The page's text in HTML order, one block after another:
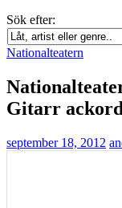
Sök efter:
Nationalteatern
Gitarr ackord
september 18, 2012